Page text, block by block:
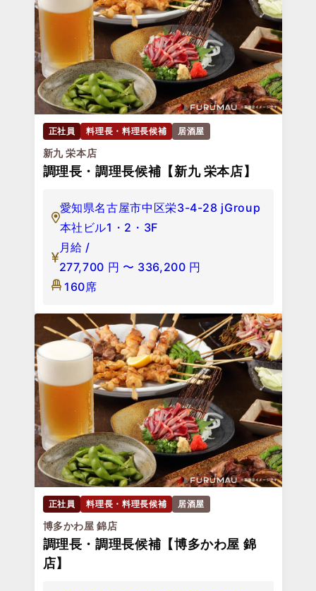
正社員 料理長・料理長候補 居酒屋
新九 栄本店
調理長・調理長候補【新九 栄本店】
愛知県名古屋市中区栄3-4-28 jGroup
本社ビル1・2・3F
月給 /
277,700 円 〜 336,200 円
160席
正社員 料理長・料理長候補 居酒屋
博多かわ屋 錦店
調理長・調理長候補【博多かわ屋 錦
店】